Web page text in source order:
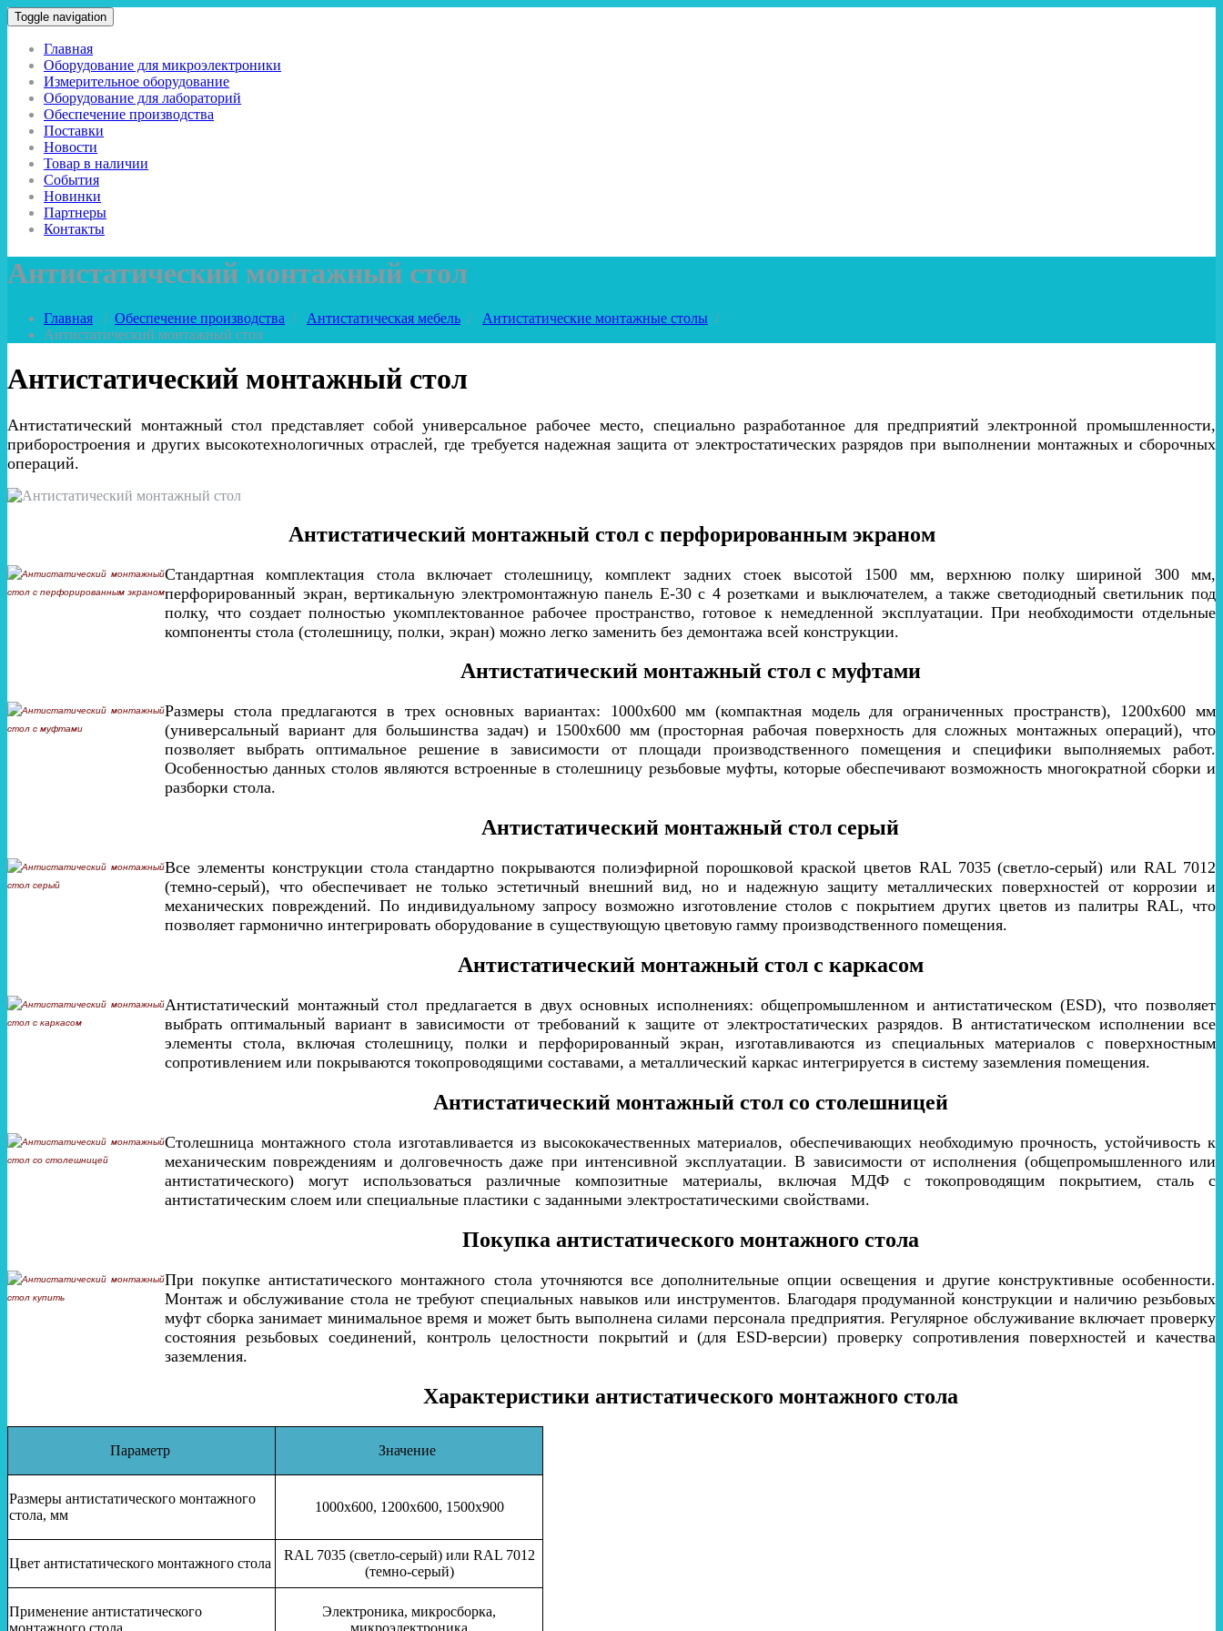
Toggle navigation
Главная
Оборудование для микроэлектроники
Измерительное оборудование
Оборудование для лабораторий
Обеспечение производства
Поставки
Новости
Товар в наличии
События
Новинки
Партнеры
Контакты
Антистатический монтажный стол
Главная / Обеспечение производства / Антистатическая мебель / Антистатические монтажные столы /
Антистатический монтажный стол
Антистатический монтажный стол
Антистатический монтажный стол представляет собой универсальное рабочее место, специально разработанное для предприятий электронной промышленности,
приборостроения и других высокотехнологичных отраслей, где требуется надежная защита от электростатических разрядов при выполнении монтажных и сборочных
операций.
Антистатический монтажный стол с перфорированным экраном
Стандартная комплектация стола включает столешницу, комплект задних стоек высотой 1500 мм, верхнюю полку шириной 300 мм,
перфорированный экран, вертикальную электромонтажную панель Е-30 с 4 розетками и выключателем, а также светодиодный светильник под
полку, что создает полностью укомплектованное рабочее пространство, готовое к немедленной эксплуатации. При необходимости отдельные
компоненты стола (столешницу, полки, экран) можно легко заменить без демонтажа всей конструкции.
Антистатический монтажный стол с муфтами
Размеры стола предлагаются в трех основных вариантах: 1000х600 мм (компактная модель для ограниченных пространств), 1200х600 мм
(универсальный вариант для большинства задач) и 1500х600 мм (просторная рабочая поверхность для сложных монтажных операций), что
позволяет выбрать оптимальное решение в зависимости от площади производственного помещения и специфики выполняемых работ.
Особенностью данных столов являются встроенные в столешницу резьбовые муфты, которые обеспечивают возможность многократной сборки и
разборки стола.
Антистатический монтажный стол серый
Все элементы конструкции стола стандартно покрываются полиэфирной порошковой краской цветов RAL 7035 (светло-серый) или RAL 7012
(темно-серый), что обеспечивает не только эстетичный внешний вид, но и надежную защиту металлических поверхностей от коррозии и
механических повреждений. По индивидуальному запросу возможно изготовление столов с покрытием других цветов из палитры RAL, что
позволяет гармонично интегрировать оборудование в существующую цветовую гамму производственного помещения.
Антистатический монтажный стол с каркасом
Антистатический монтажный стол предлагается в двух основных исполнениях: общепромышленном и антистатическом (ESD), что позволяет
выбрать оптимальный вариант в зависимости от требований к защите от электростатических разрядов. В антистатическом исполнении все
элементы стола, включая столешницу, полки и перфорированный экран, изготавливаются из специальных материалов с поверхностным
сопротивлением или покрываются токопроводящими составами, а металлический каркас интегрируется в систему заземления помещения.
Антистатический монтажный стол со столешницей
Столешница монтажного стола изготавливается из высококачественных материалов, обеспечивающих необходимую прочность, устойчивость к
механическим повреждениям и долговечность даже при интенсивной эксплуатации. В зависимости от исполнения (общепромышленного или
антистатического) могут использоваться различные композитные материалы, включая МДФ с токопроводящим покрытием, сталь с
антистатическим слоем или специальные пластики с заданными электростатическими свойствами.
Покупка антистатического монтажного стола
При покупке антистатического монтажного стола уточняются все дополнительные опции освещения и другие конструктивные особенности.
Монтаж и обслуживание стола не требуют специальных навыков или инструментов. Благодаря продуманной конструкции и наличию резьбовых
муфт сборка занимает минимальное время и может быть выполнена силами персонала предприятия. Регулярное обслуживание включает проверку
состояния резьбовых соединений, контроль целостности покрытий и (для ESD-версии) проверку сопротивления поверхностей и качества
заземления.
Характеристики антистатического монтажного стола
Параметр Значение
Размеры антистатического монтажного
стола, мм
1000х600, 1200х600, 1500х900
Цвет антистатического монтажного стола
RAL 7035 (светло-серый) или RAL 7012
(темно-серый)
Применение антистатического
Электроника, микросборка,